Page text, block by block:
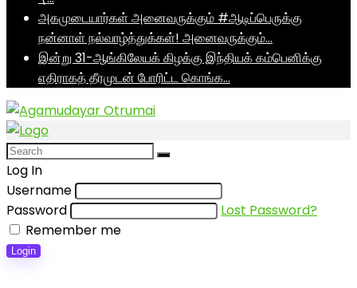
அகமுடையார்கள் அனைவருக்கும் #ஆடிப்பெருக்கு
நன்னாள் நல்வாழ்த்துக்கள்! அனைவருக்கும்…
இன்று 31-ஆங்கிலேயக் கிழக்கு இந்தியக் கம்பெனிக்கு
எதிராகத் தீரமுடன் போரிட்ட கொங்க…
Log In
Username
Password
Lost Password?
Remember me
Login